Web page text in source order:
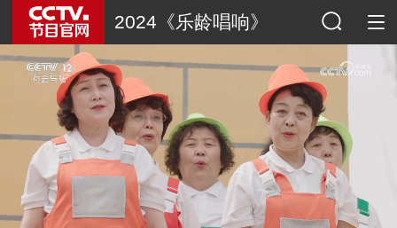
2024《乐龄唱响》